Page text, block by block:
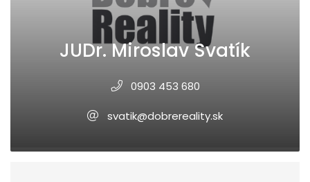
JUDr. Miroslav Svatík
0903 453 680
svatik@dobrereality.sk